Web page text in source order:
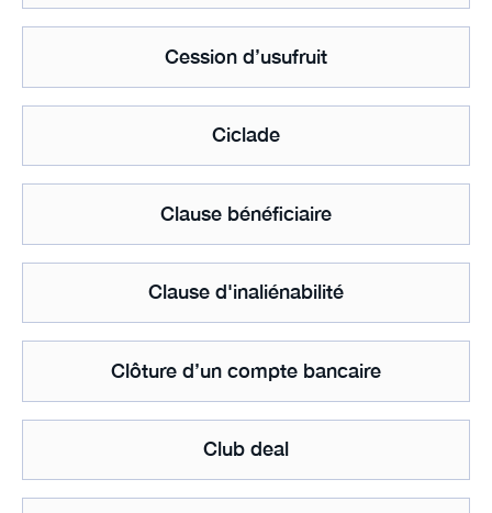
Cession d’usufruit
Ciclade
Clause bénéficiaire
Clause d'inaliénabilité
Clôture d’un compte bancaire
Club deal